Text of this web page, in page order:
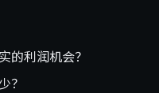
的利润机会？
？